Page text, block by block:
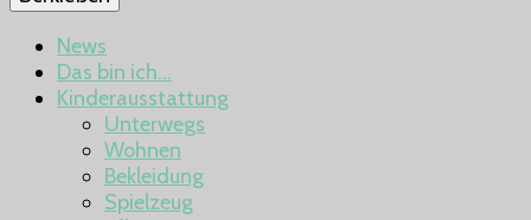
News
Das bin ich…
Kinderausstattung
Unterwegs
Wohnen
Bekleidung
Spielzeug